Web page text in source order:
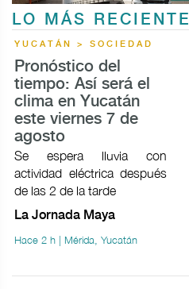
LO MÁS RECIENTE
YUCATÁN > SOCIEDAD
Pronóstico del
tiempo: Así será el
clima en Yucatán
este viernes 7 de
agosto
Se espera lluvia con
actividad eléctrica después
de las 2 de la tarde
La Jornada Maya
Hace 2 h | Mérida, Yucatán